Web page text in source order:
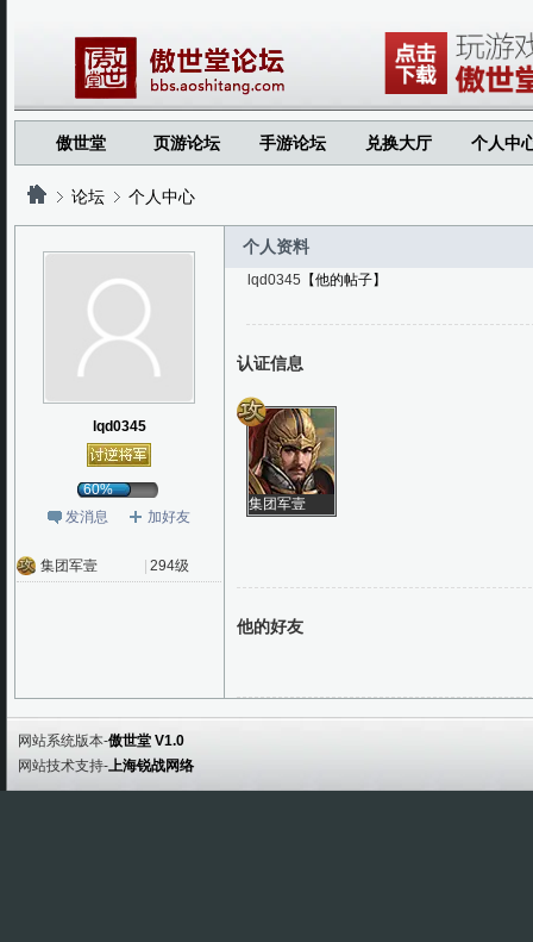
傲世堂 页游论坛 手游论坛 兑换大厅 个人中
论坛 个人中心
lqd0345
60%
发消息
加好友
集团军壹 294级
个人资料
lqd0345 【他的帖子】
认证信息
集团军壹
他的好友
网站系统版本-傲世堂 V1.0
网站技术支持-上海锐战网络